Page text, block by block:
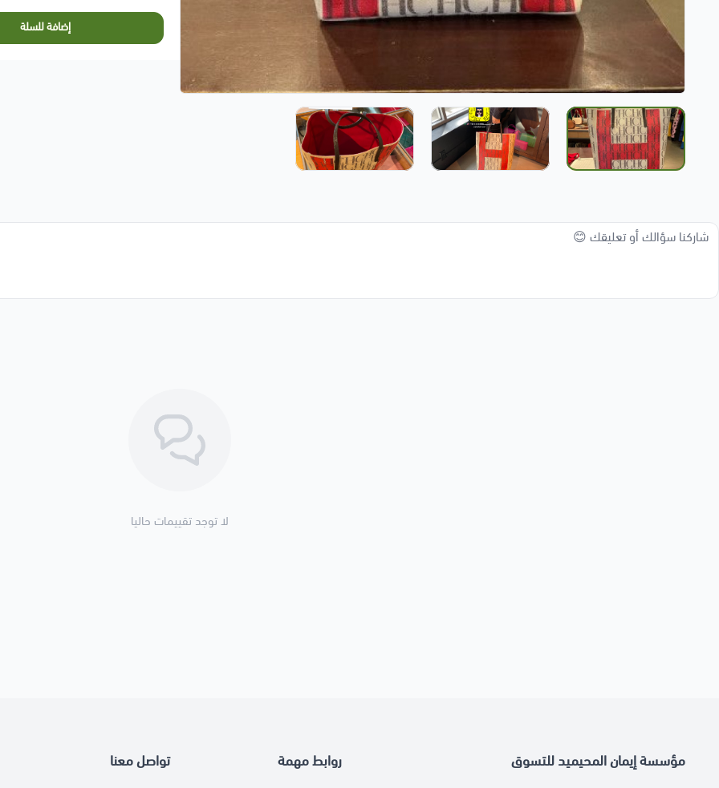
إضافة للسلة
لا توجد تقييمات حاليا
مؤسسة إيمان المحيميد للتسوق روابط مهمة تواصل معنا